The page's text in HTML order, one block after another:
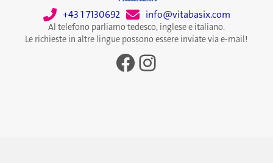
+43 1 7130692 info@vitabasix.com
Al telefono parliamo tedesco, inglese e italiano.
Le richieste in altre lingue possono essere inviate via e-mail!
Facebook
Instagram